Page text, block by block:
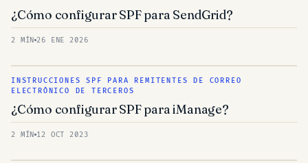
¿Cómo configurar SPF para SendGrid?
2 MÍN 26 ENE 2026
INSTRUCCIONES SPF PARA REMITENTES DE CORREO
ELECTRÓNICO DE TERCEROS
¿Cómo configurar SPF para iManage?
2 MÍN 12 OCT 2023